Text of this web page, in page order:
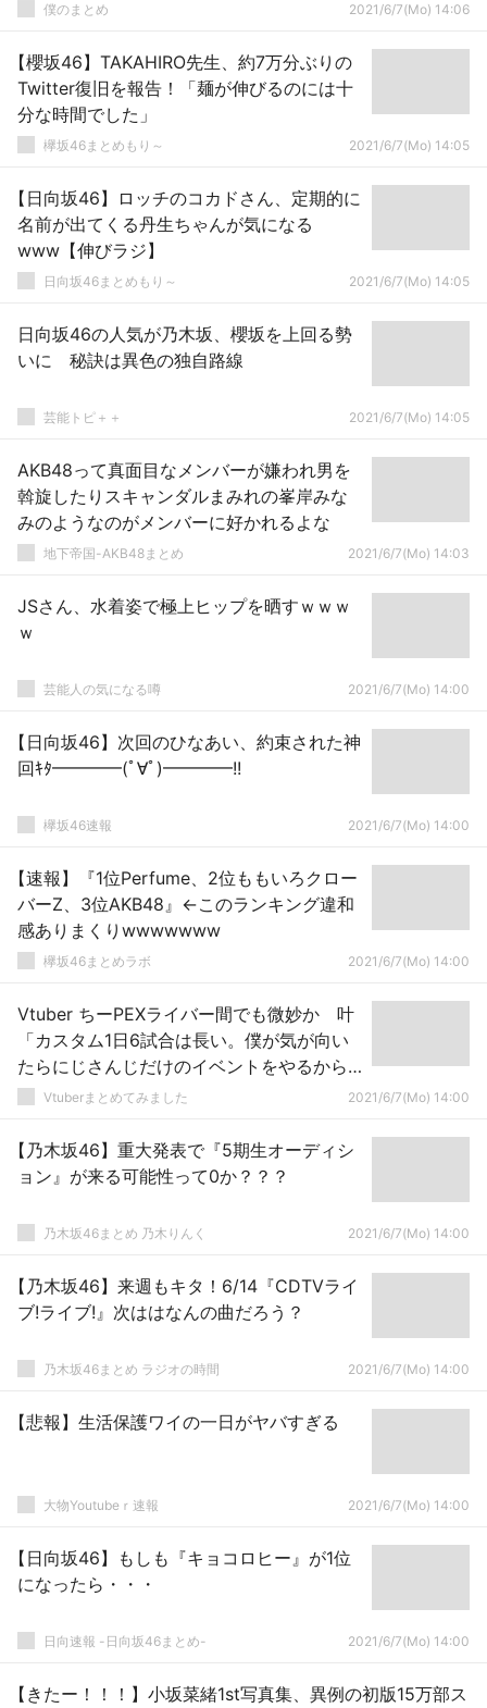
僕のまとめ 2021/6/7(Mo) 14:06
【櫻坂46】TAKAHIRO先生、約7万分ぶりの
Twitter復旧を報告！「麺が伸びるのには十
分な時間でした」
欅坂46まとめもり～ 2021/6/7(Mo) 14:05
【日向坂46】ロッチのコカドさん、定期的に
名前が出てくる丹生ちゃんが気になる
www【伸びラジ】
日向坂46まとめもり～ 2021/6/7(Mo) 14:05
日向坂46の人気が乃木坂、櫻坂を上回る勢
いに 秘訣は異色の独自路線
芸能トピ＋＋ 2021/6/7(Mo) 14:05
AKB48って真面目なメンバーが嫌われ男を
斡旋したりスキャンダルまみれの峯岸みな
みのようなのがメンバーに好かれるよな
地下帝国-AKB48まとめ 2021/6/7(Mo) 14:03
JSさん、水着姿で極上ヒップを晒すｗｗｗ
ｗ
芸能人の気になる噂 2021/6/7(Mo) 14:00
【日向坂46】次回のひなあい、約束された神
回ｷﾀ━━━━(ﾟ∀ﾟ)━━━━!!
欅坂46速報 2021/6/7(Mo) 14:00
【速報】『1位Perfume、2位ももいろクロー
バーZ、3位AKB48』←このランキング違和
感ありまくりwwwwwww
欅坂46まとめラボ 2021/6/7(Mo) 14:00
Vtuber ちーPEXライバー間でも微妙か 叶
「カスタム1日6試合は長い。僕が気が向い
たらにじさんじだけのイベントをやるから
どうかここはお治めください」
Vtuberまとめてみました 2021/6/7(Mo) 14:00
【乃木坂46】重大発表で『5期生オーディシ
ョン』が来る可能性って0か？？？
乃木坂46まとめ 乃木りんく 2021/6/7(Mo) 14:00
【乃木坂46】来週もキタ！6/14『CDTVライ
ブ!ライブ!』次ははなんの曲だろう？
乃木坂46まとめ ラジオの時間 2021/6/7(Mo) 14:00
【悲報】生活保護ワイの一日がヤバすぎる
大物Youtubeｒ速報 2021/6/7(Mo) 14:00
【日向坂46】もしも『キョコロヒー』が1位
になったら・・・
日向速報 -日向坂46まとめ- 2021/6/7(Mo) 14:00
【きたー！！！】小坂菜緒1st写真集、異例の初版15万部ス